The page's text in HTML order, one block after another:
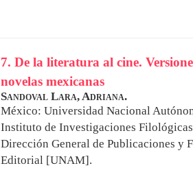
7. De la literatura al cine.
novelas mexicanas
Sandoval Lara, Adriana.
México: Universidad Nacional
Instituto de Investigaciones
Dirección General de Publicaciones y
Editorial [UNAM].